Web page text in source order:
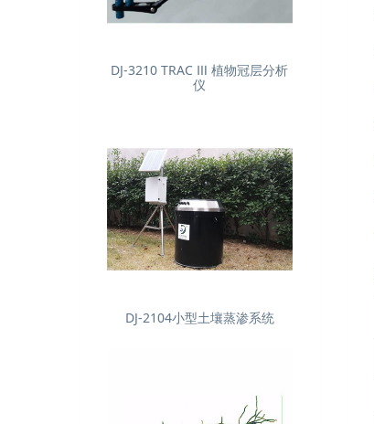
DJ-3210 TRAC Ⅲ 植物冠层分析
仪
DJ-2104小型土壤蒸渗系统